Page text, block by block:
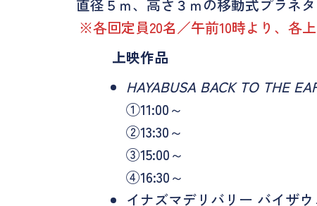
直径５ｍ、高さ３ｍの移動式プラネ
※各回定員20名／午前10時より、各
上映作品
HAYABUSA BACK TO THE
①11:00～
②13:30～
③15:00～
④16:30～
イナズマデリバリー バイザ